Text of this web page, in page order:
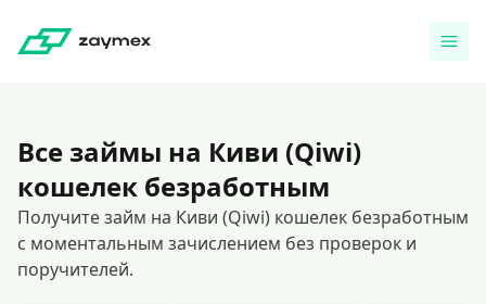
Все займы на Киви (Qiwi)
кошелек безработным
Получите займ на Киви (Qiwi) кошелек безработным
с моментальным зачислением без проверок и
поручителей.